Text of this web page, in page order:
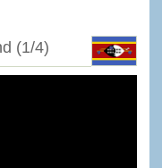
(1/4)